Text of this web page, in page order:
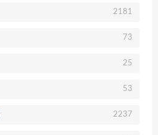
2181
73
25
53
2237